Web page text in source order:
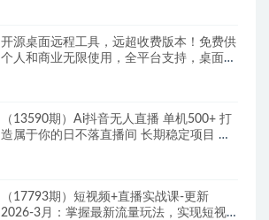
开源桌面远程工具，远超收费版本！免费供
个人和商业无限使用，全平台支持，桌面远
（13590期）Ai抖音无人直播 单机500+ 打
造属于你的日不落直播间 长期稳定项目 感
（17793期）短视频+直播实战课-更新
2026-3月：掌握最新流量玩法，实现短视